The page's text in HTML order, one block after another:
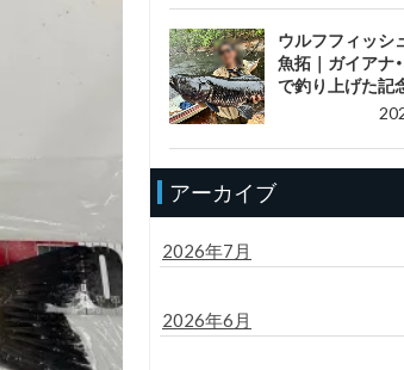
ウルフフィッシ
魚拓｜ガイアナ
で釣り上げた記
アーカイブ
2026年7月
2026年6月